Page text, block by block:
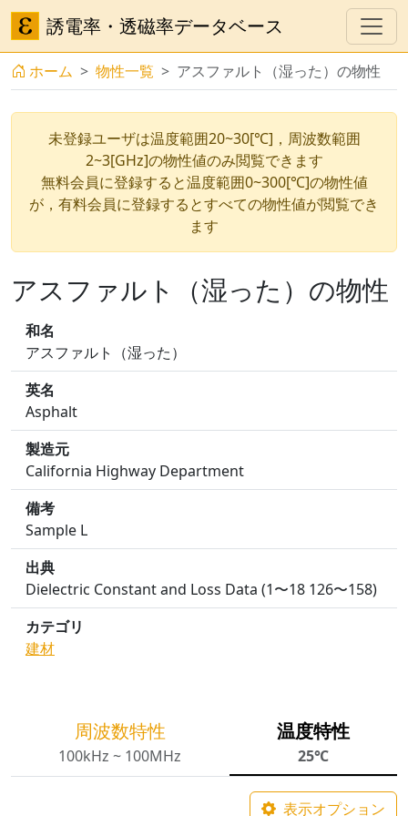
誘電率・透磁率データベース
ホーム 物性一覧 アスファルト（湿った）の物性
未登録ユーザは温度範囲20~30[℃]，周波数範囲
2~3[GHz]の物性値のみ閲覧できます
無料会員に登録すると温度範囲0~300[℃]の物性値
が，有料会員に登録するとすべての物性値が閲覧でき
ます
アスファルト（湿った）の物性
和名
アスファルト（湿った）
英名
Asphalt
製造元
California Highway Department
備考
Sample L
出典
Dielectric Constant and Loss Data (1〜18 126〜158)
カテゴリ
建材
周波数特性
100kHz ~ 100MHz
温度特性
25℃
表示オプション